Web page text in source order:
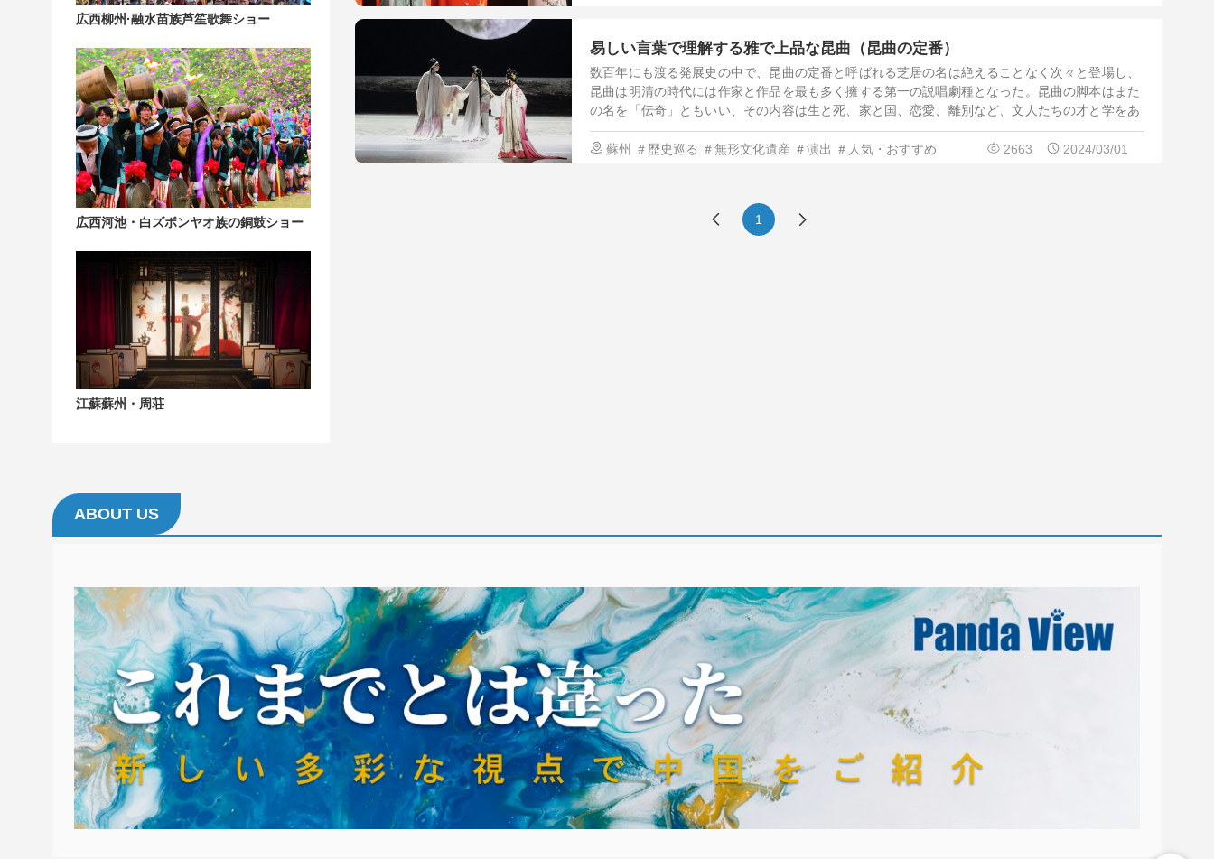
広西柳州·融水苗族芦笙歌舞ショー
広西河池・白ズボンヤオ族の銅鼓ショー
江蘇蘇州・周荘
易しい言葉で理解する雅で上品な昆曲（昆曲の定番）
数百年にも渡る発展史の中で、昆曲の定番と呼ばれる芝居の名は絶えることなく次々と登場し、
昆曲は明清の時代には作家と作品を最も多く擁する第一の説唱劇種となった。昆曲の脚本はまた
の名を「伝奇」ともいい、その内容は生と死、家と国、恋愛、離別など、文人たちの才と学をあ
ますことなく見せつける。昆曲は中国伝統劇の基本的技能である「唱」（歌）、「念」（セリ
フ）、「做」（振り付け）、「打」（殺陣）と舞踏や武術とをみごとに融合させた。その歌詞や
蘇州 ＃歴史巡る ＃無形文化遺産 ＃演出 ＃人気・おすすめ 2663 2024/03/01
1
ABOUT US